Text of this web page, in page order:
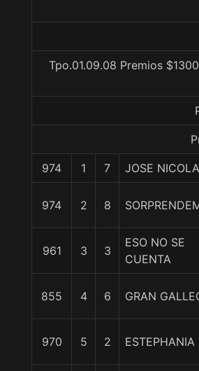
Tpo.01.09.08 Premios
974 1 7 JOSE
974 2 8
961 3 3
ESO NO SE
CUENTA
855 4 6 GRAN
970 5 2 ESTEPHANIA